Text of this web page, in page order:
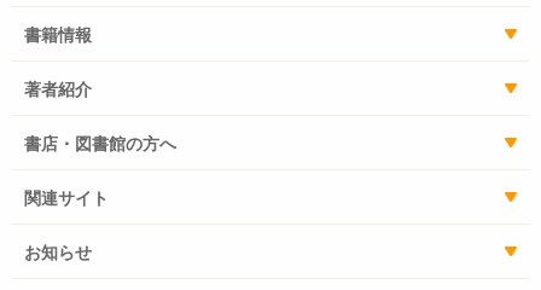
書籍情報
著者紹介
書店・図書館の方へ
関連サイト
お知らせ